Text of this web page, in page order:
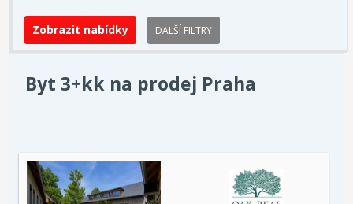
DALŠÍ FILTRY
Byt 3+kk na prodej Praha